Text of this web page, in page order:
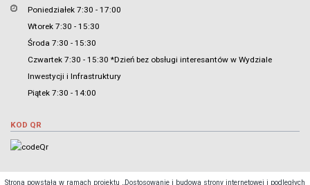
Poniedziałek 7:30 - 17:00
Wtorek 7:30 - 15:30
Środa 7:30 - 15:30
Czwartek 7:30 - 15:30 *Dzień bez obsługi interesantów w Wydziale
Inwestycji i Infrastruktury
Piątek 7:30 - 14:00
KOD QR
Strona powstała w ramach projektu „Dostosowanie i budowa strony internetowej i podległych